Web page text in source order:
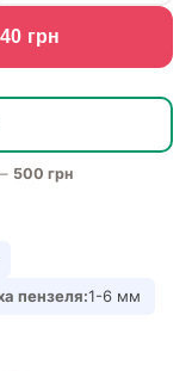
40 грн
500 грн
пензеля:1-6 мм